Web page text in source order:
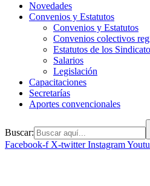
Novedades
Convenios y Estatutos
Convenios y Estatutos
Convenios colectivos
Estatutos de los
Salarios
Legislación
Capacitaciones
Secretarías
Aportes convencionales
Buscar:
Facebook-f X-twitter Instagram